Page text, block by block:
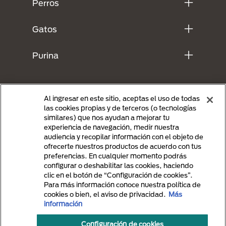
Perros
Gatos
Purina
Menu Footer Secundario Purina
All Nestlé Purina trademarks owned by Société des Produits Nestlé S.A.,
Vevey, Switzerland or are used with permission.
Términos y Condiciones Politicas de Privacidad
Al ingresar en este sitio, aceptas el uso de todas
las cookies propias y de terceros (o tecnologías
similares) que nos ayudan a mejorar tu
experiencia de navegación, medir nuestra
audiencia y recopilar información con el objeto de
ofrecerte nuestros productos de acuerdo con tus
preferencias. En cualquier momento podrás
configurar o deshabilitar las cookies, haciendo
clic en el botón de “Configuración de cookies”.
Para más información conoce nuestra política de
cookies o bien, el aviso de privacidad. Más
información
Configuración de cookies